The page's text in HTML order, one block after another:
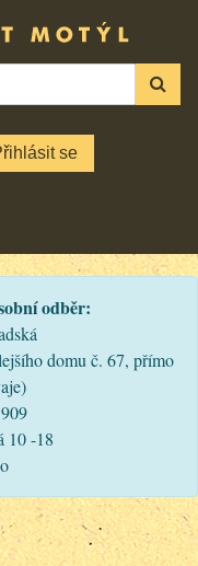
se
odběr:
domu č. 67, přímo
10 -18